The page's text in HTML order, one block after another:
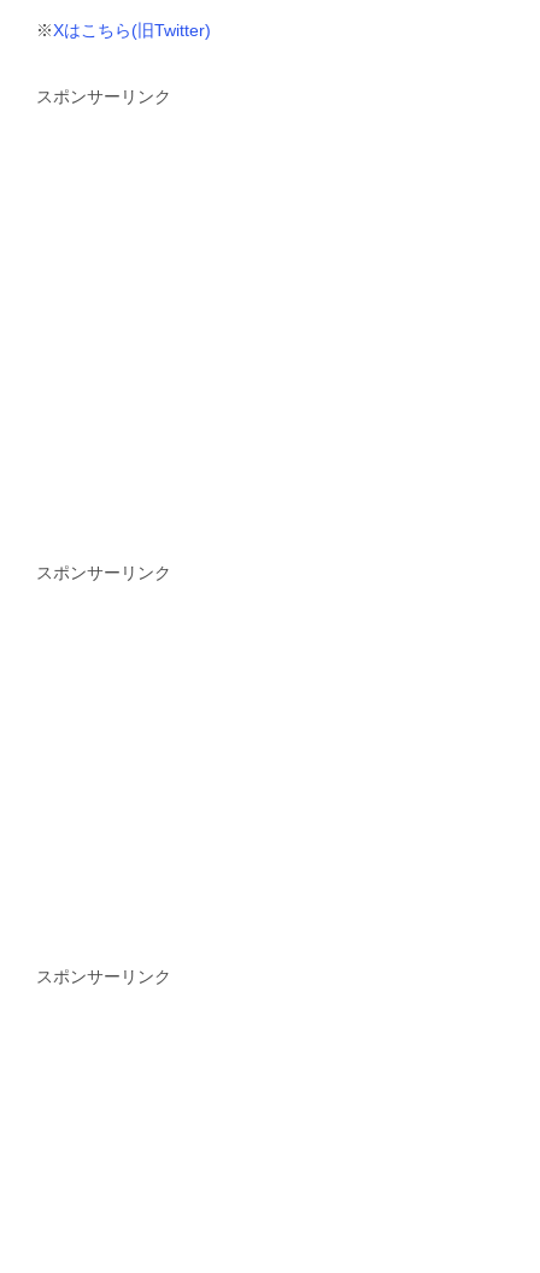
※Xはこちら(旧Twitter)
スポンサーリンク
スポンサーリンク
スポンサーリンク